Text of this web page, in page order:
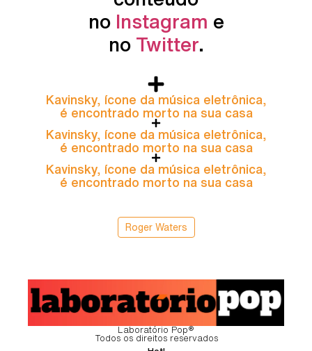
no Instagram e
no Twitter.
Kavinsky, ícone da música eletrônica,
é encontrado morto na sua casa
Kavinsky, ícone da música eletrônica,
é encontrado morto na sua casa
Kavinsky, ícone da música eletrônica,
é encontrado morto na sua casa
Roger Waters
Laboratório Pop®
Todos os direitos reservados